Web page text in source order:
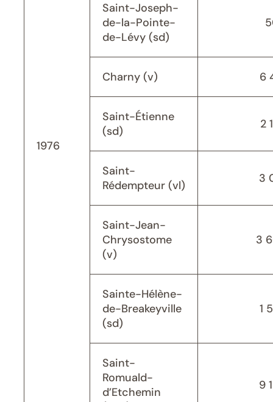
1976
Saint-Joseph-
de-la-Pointe-
de-Lévy (sd)
Charny (v) 6
Saint-Étienne
(sd)
2
Saint-
Rédempteur (vl)
3
Saint-Jean-
Chrysostome
(v)
3
Sainte-Hélène-
de-Breakeyville
(sd)
1
Saint-
Romuald-
d’Etchemin
9